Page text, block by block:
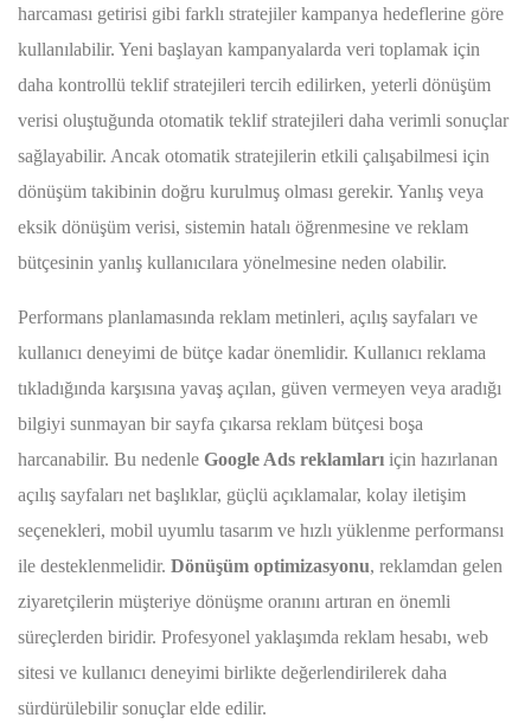
harcaması getirisi gibi farklı stratejiler kampanya hedeflerine göre
kullanılabilir. Yeni başlayan kampanyalarda veri toplamak için
daha kontrollü teklif stratejileri tercih edilirken, yeterli dönüşüm
verisi oluştuğunda otomatik teklif stratejileri daha verimli sonuçlar
sağlayabilir. Ancak otomatik stratejilerin etkili çalışabilmesi için
dönüşüm takibinin doğru kurulmuş olması gerekir. Yanlış veya
eksik dönüşüm verisi, sistemin hatalı öğrenmesine ve reklam
bütçesinin yanlış kullanıcılara yönelmesine neden olabilir.
Performans planlamasında reklam metinleri, açılış sayfaları ve
kullanıcı deneyimi de bütçe kadar önemlidir. Kullanıcı reklama
tıkladığında karşısına yavaş açılan, güven vermeyen veya aradığı
bilgiyi sunmayan bir sayfa çıkarsa reklam bütçesi boşa
harcanabilir. Bu nedenle Google Ads reklamları için hazırlanan
açılış sayfaları net başlıklar, güçlü açıklamalar, kolay iletişim
seçenekleri, mobil uyumlu tasarım ve hızlı yüklenme performansı
ile desteklenmelidir. Dönüşüm optimizasyonu, reklamdan gelen
ziyaretçilerin müşteriye dönüşme oranını artıran en önemli
süreçlerden biridir. Profesyonel yaklaşımda reklam hesabı, web
sitesi ve kullanıcı deneyimi birlikte değerlendirilerek daha
sürdürülebilir sonuçlar elde edilir.